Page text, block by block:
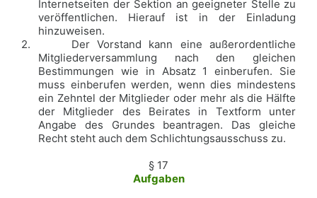
Internetseiten der Sektion an geeigneter Stelle zu
veröffentlichen. Hierauf ist in der Einladung
hinzuweisen.
2.
Der Vorstand kann eine außerordentliche
Mitgliederversammlung nach den gleichen
Bestimmungen wie in Absatz 1 einberufen. Sie
muss einberufen werden, wenn dies mindestens
ein Zehntel der Mitglieder oder mehr als die Hälfte
der Mitglieder des Beirates in Textform unter
Angabe des Grundes beantragen. Das gleiche
Recht steht auch dem Schlichtungsausschuss zu.
§ 17
Aufgaben